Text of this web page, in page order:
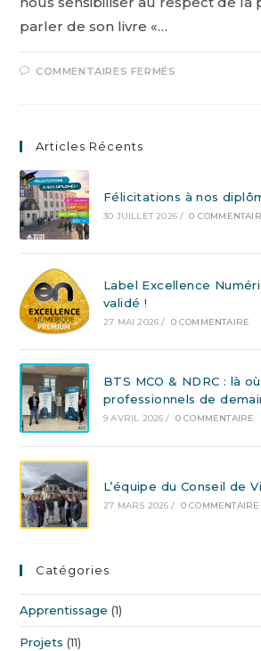
parler de son livre «…
COMMENTAIRES FERMÉS
Articles Récents
Félicitations à nos
30 JUILLET 2026 / 0
Label Excellence
validé !
27 MAI 2026 / 0 COMMENTAIRE
BTS MCO & NDRC : là
professionnels de
9 AVRIL 2026 / 0 COMMENTAIRE
L’équipe du Conseil de
27 MARS 2026 / 0 COMMENTAIRE
Catégories
Apprentissage (1)
Projets (11)